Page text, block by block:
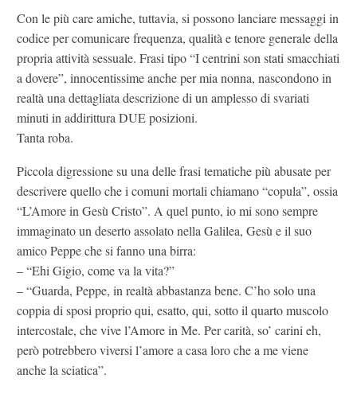
Con le più care amiche, tuttavia, si possono lanciare messaggi in
codice per comunicare frequenza, qualità e tenore generale della
propria attività sessuale. Frasi tipo “I centrini son stati smacchiati
a dovere”, innocentissime anche per mia nonna, nascondono in
realtà una dettagliata descrizione di un amplesso di svariati
minuti in addirittura DUE posizioni.
Tanta roba.
Piccola digressione su una delle frasi tematiche più abusate per
descrivere quello che i comuni mortali chiamano “copula”, ossia
“L’Amore in Gesù Cristo”. A quel punto, io mi sono sempre
immaginato un deserto assolato nella Galilea, Gesù e il suo
amico Peppe che si fanno una birra:
– “Ehi Gigio, come va la vita?”
– “Guarda, Peppe, in realtà abbastanza bene. C’ho solo una
coppia di sposi proprio qui, esatto, qui, sotto il quarto muscolo
intercostale, che vive l’Amore in Me. Per carità, so’ carini eh,
però potrebbero viversi l’amore a casa loro che a me viene
anche la sciatica”.